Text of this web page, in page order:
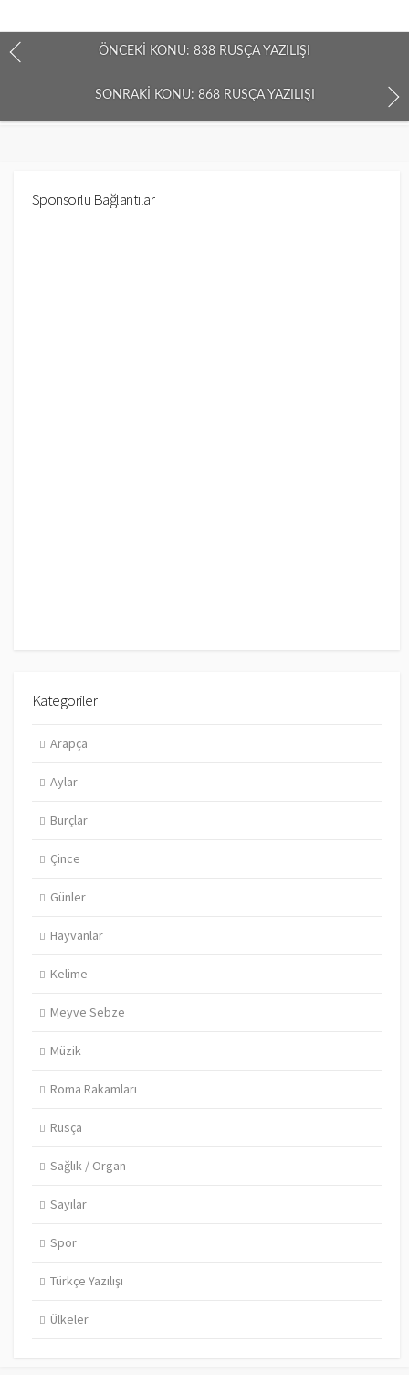
ÖNCEKI KONU: 838 RUSÇA YAZILIŞI
SONRAKI KONU: 868 RUSÇA YAZILIŞI
Sponsorlu Bağlantılar
Kategoriler
Arapça
Aylar
Burçlar
Çince
Günler
Hayvanlar
Kelime
Meyve Sebze
Müzik
Roma Rakamları
Rusça
Sağlık / Organ
Sayılar
Spor
Türkçe Yazılışı
Ülkeler